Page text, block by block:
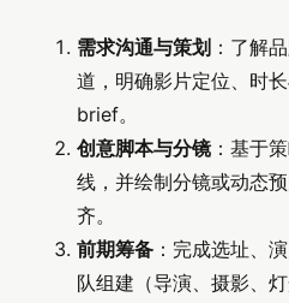
需求沟通与策划 ：了解
道，明确影片定位、时
brief。
创意脚本与分镜 ：基于
线，并绘制分镜或动态
齐。
前期筹备 ：完成选址、
队组建（导演、摄影、